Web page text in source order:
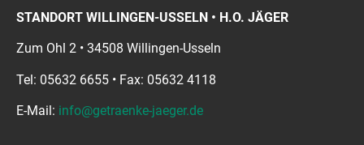
STANDORT WILLINGEN-USSELN • H.O. JÄGER
Zum Ohl 2 • 34508 Willingen-Usseln
Tel: 05632 6655 • Fax: 05632 4118
E-Mail: info@getraenke-jaeger.de